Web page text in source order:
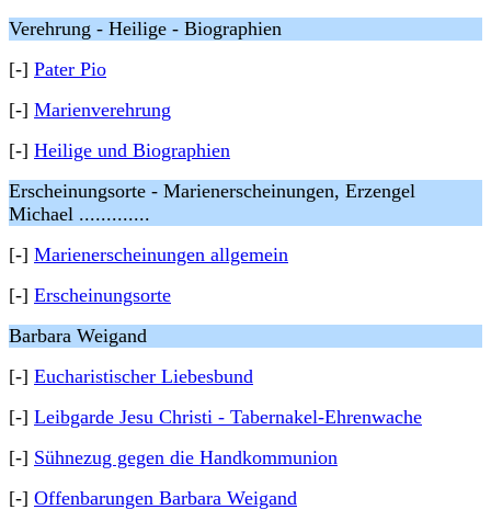
Verehrung - Heilige - Biographien
[-] Pater Pio
[-] Marienverehrung
[-] Heilige und Biographien
Erscheinungsorte - Marienerscheinungen, Erzengel
Michael .............
[-] Marienerscheinungen allgemein
[-] Erscheinungsorte
Barbara Weigand
[-] Eucharistischer Liebesbund
[-] Leibgarde Jesu Christi - Tabernakel-Ehrenwache
[-] Sühnezug gegen die Handkommunion
[-] Offenbarungen Barbara Weigand